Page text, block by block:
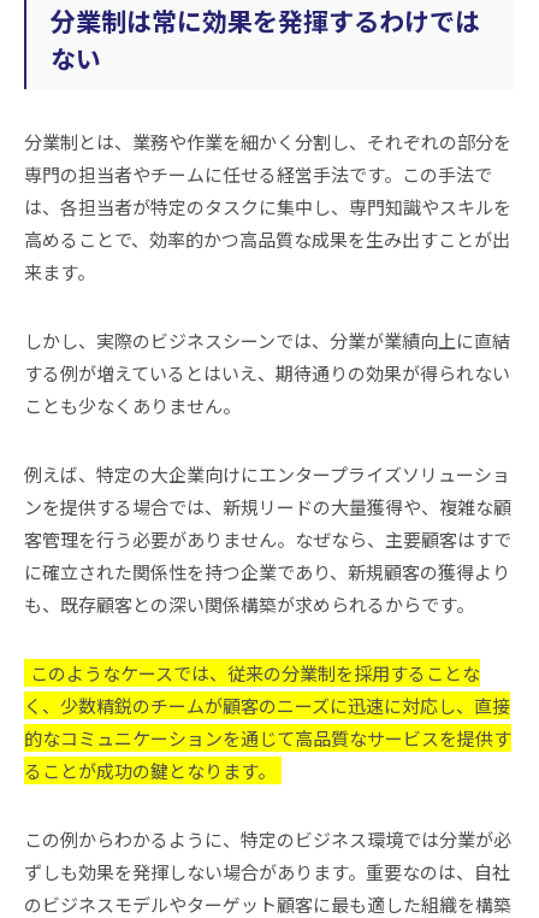
分業制は常に効果を発揮するわけでは
ない
分業制とは、業務や作業を細かく分割し、それぞれの部分を
専門の担当者やチームに任せる経営手法です。この手法で
は、各担当者が特定のタスクに集中し、専門知識やスキルを
高めることで、効率的かつ高品質な成果を生み出すことが出
来ます。
しかし、実際のビジネスシーンでは、分業が業績向上に直結
する例が増えているとはいえ、期待通りの効果が得られない
ことも少なくありません。
例えば、特定の大企業向けにエンタープライズソリューショ
ンを提供する場合では、新規リードの大量獲得や、複雑な顧
客管理を行う必要がありません。なぜなら、主要顧客はすで
に確立された関係性を持つ企業であり、新規顧客の獲得より
も、既存顧客との深い関係構築が求められるからです。
このようなケースでは、従来の分業制を採用することな
く、少数精鋭のチームが顧客のニーズに迅速に対応し、直接
的なコミュニケーションを通じて高品質なサービスを提供す
ることが成功の鍵となります。
この例からわかるように、特定のビジネス環境では分業が必
ずしも効果を発揮しない場合があります。重要なのは、自社
のビジネスモデルやターゲット顧客に最も適した組織を構築